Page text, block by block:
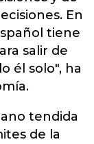
En
tiene
salir de
él solo", ha
tendida
de la